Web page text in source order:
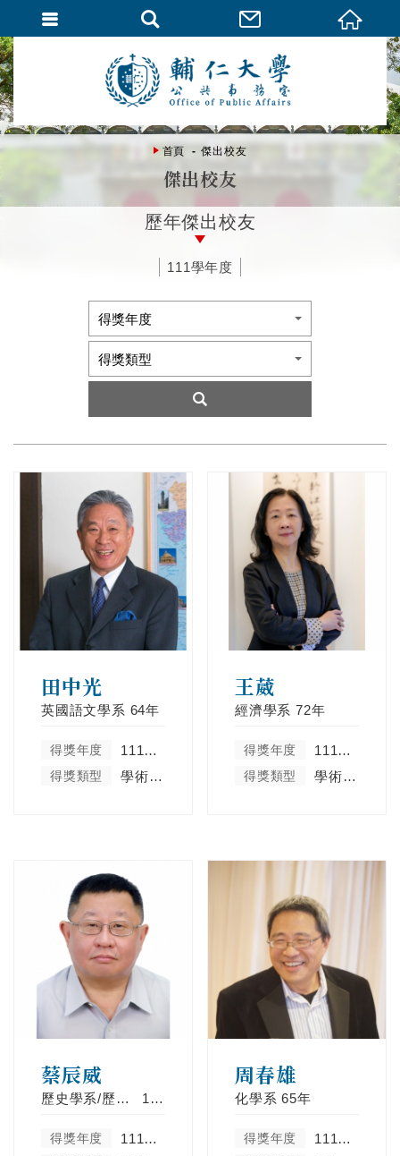
首頁 傑出校友
傑出校友
歷年傑出校友
111學年度
田中光
英國語文學系 64年
得獎年度 111學年度
得獎類型 學術卓越類
王葳
經濟學系 72年
得獎年度 111學年度
得獎類型 學術卓越類
蔡辰威
歷史學系/歷史學系碩士班 109年
得獎年度 111學年度
周春雄
化學系 65年
得獎年度 111學年度